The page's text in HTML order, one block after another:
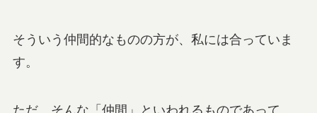
そういう仲間的なものの方が、私には合っていま
す。
ただ、そんな「仲間」といわれるものであって